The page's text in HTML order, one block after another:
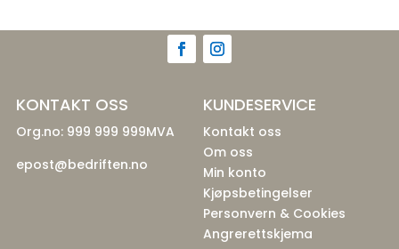
KONTAKT OSS
Org.no: 999 999 999MVA
epost@bedriften.no
KUNDESERVICE
Kontakt oss
Om oss
Min konto
Kjøpsbetingelser
Personvern & Cookies
Angrerettskjema